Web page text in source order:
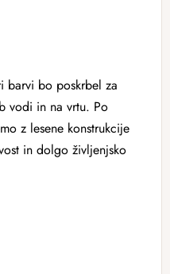
barvi bo poskrbel za
vodi in na vrtu. Po
z lesene konstrukcije
in dolgo življenjsko